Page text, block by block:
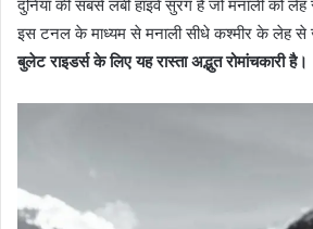
दुनिया की सबसे लंबी हाइवे सुरंग है जो मनाली को लेह
इस टनल के माध्यम से मनाली सीधे कश्मीर के लेह से
बुलेट राइडर्स के लिए यह रास्ता अद्भुत रोमांचकारी है।